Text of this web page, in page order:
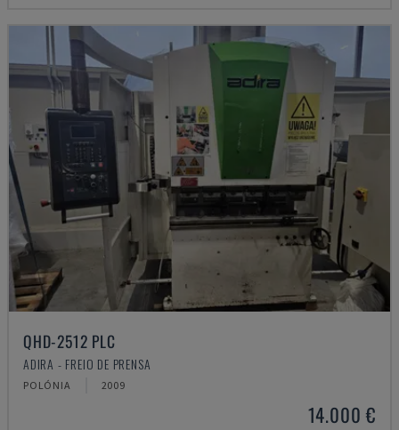
QHD-2512 PLC
ADIRA - FREIO DE PRENSA
POLÓNIA 2009
14.000 €